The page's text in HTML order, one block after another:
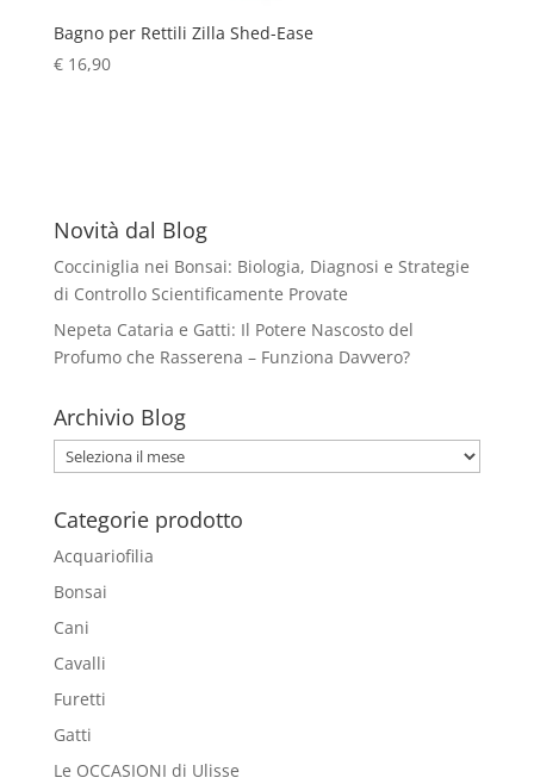
Bagno per Rettili Zilla Shed-Ease
€16,90
Novità dal Blog
Cocciniglia nei Bonsai: Biologia, Diagnosi e Strategie
di Controllo Scientificamente Provate
Nepeta Cataria e Gatti: Il Potere Nascosto del
Profumo che Rasserena – Funziona Davvero?
Archivio Blog
Archivio
Blog
Categorie prodotto
Acquariofilia
Bonsai
Cani
Cavalli
Furetti
Gatti
Le OCCASIONI di Ulisse